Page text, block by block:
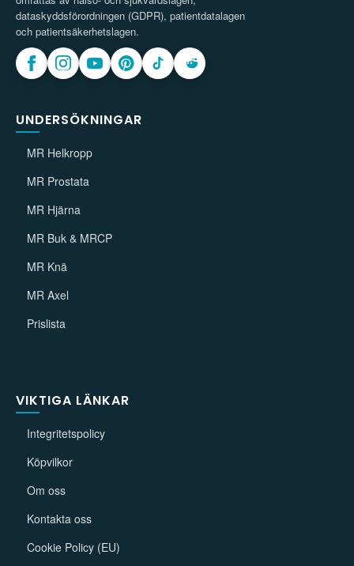
dataskyddsförordningen (GDPR), patientdatalagen
och patientsäkerhetslagen.
UNDERSÖKNINGAR
MR Helkropp
MR Prostata
MR Hjärna
MR Buk & MRCP
MR Knä
MR Axel
Prislista
VIKTIGA LÄNKAR
Integritetspolicy
Köpvilkor
Om oss
Kontakta oss
Cookie Policy (EU)